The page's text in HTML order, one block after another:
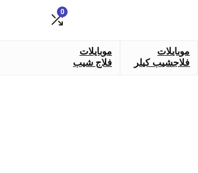
0
موبايلات
فلاجشيب كيلر
موبايلات
فلاج شيب